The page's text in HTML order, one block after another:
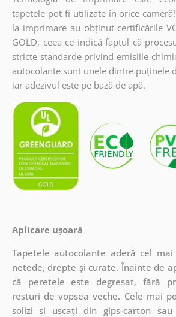
tapetele pot fi utilizate în orice
la imprimare au obținut certificările
GOLD, ceea ce indică faptul că
stricte standarde privind emisiile
autocolante sunt unele dintre puținele
iar adezivul este pe bază de apă.
Aplicare ușoară
Tapetele autocolante aderă cel
netede, drepte și curate. Înainte de
că peretele este degresat, fără
resturi de vopsea veche. Cele mai
solizi și uscați din gips-carton